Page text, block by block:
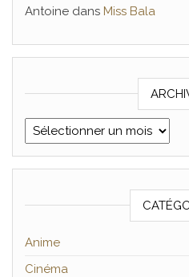
Antoine dans Miss Bala
Archives
Anime
Cinéma